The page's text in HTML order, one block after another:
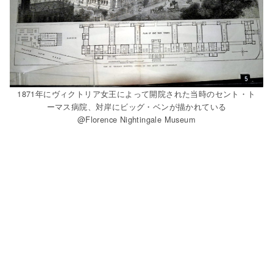
1871年にヴィクトリア女王によって開院された当時のセント・ト
ーマス病院、対岸にビッグ・ベンが描かれている
@Florence Nightingale Museum